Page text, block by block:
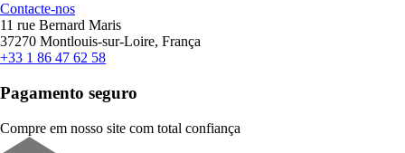
Contacte-nos
11 rue Bernard Maris
37270 Montlouis-sur-Loire, França
+33 1 86 47 62 58
Pagamento seguro
Compre em nosso site com total confiança